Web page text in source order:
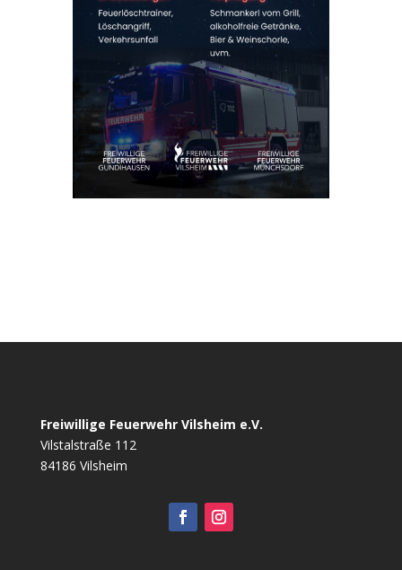
Freiwillige Feuerwehr Vilsheim e.V.
Vilstalstraße 112
84186 Vilsheim